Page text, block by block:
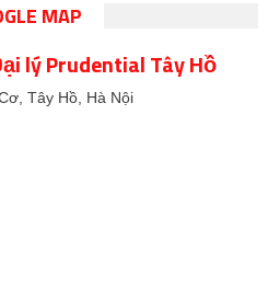
MAP
lý Prudential Tây Hồ
Tây Hồ, Hà Nội